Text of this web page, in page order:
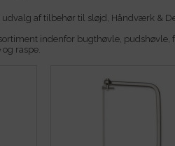
udvalg af tilbehør til sløjd, Håndværk &
indenfor bugthøvle,
raspe.